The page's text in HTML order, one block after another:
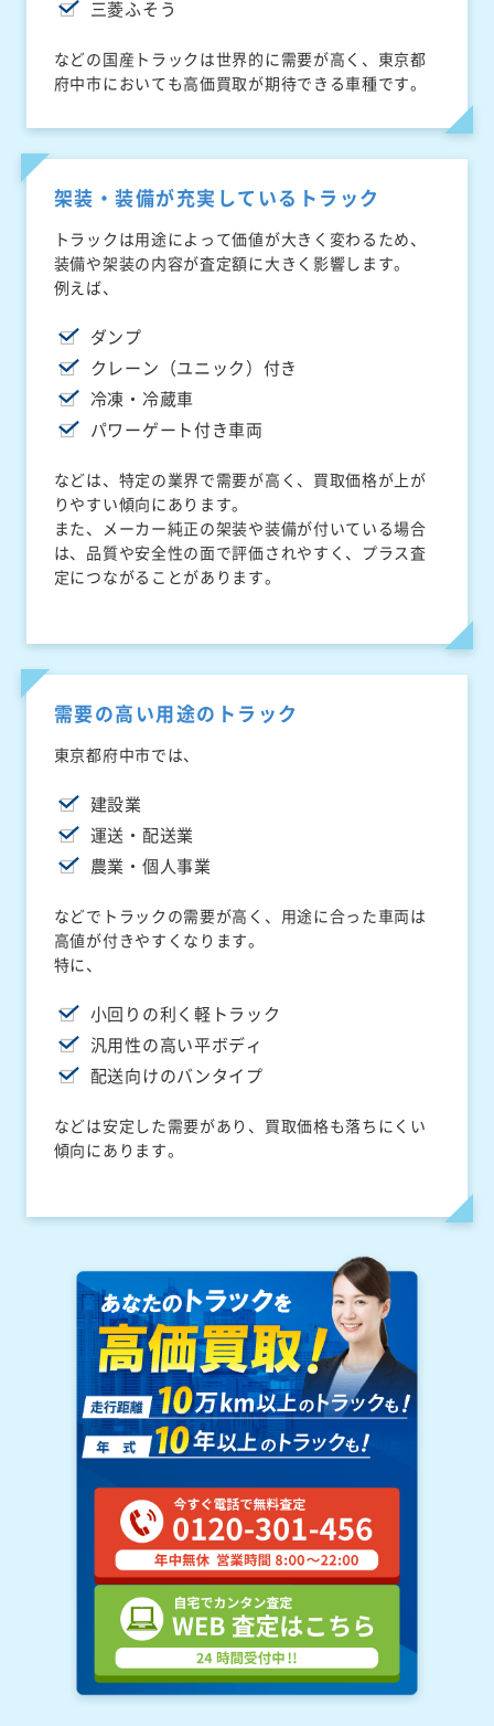
三菱ふそう
などの国産トラックは世界的に需要が高く、東京都
府中市においても高価買取が期待できる車種です。
架装・装備が充実しているトラック
トラックは用途によって価値が大きく変わるため、
装備や架装の内容が査定額に大きく影響します。
例えば、
ダンプ
クレーン（ユニック）付き
冷凍・冷蔵車
パワーゲート付き車両
などは、特定の業界で需要が高く、買取価格が上が
りやすい傾向にあります。
また、メーカー純正の架装や装備が付いている場合
は、品質や安全性の面で評価されやすく、プラス査
定につながることがあります。
需要の高い用途のトラック
東京都府中市では、
建設業
運送・配送業
農業・個人事業
などでトラックの需要が高く、用途に合った車両は
高値が付きやすくなります。
特に、
小回りの利く軽トラック
汎用性の高い平ボディ
配送向けのバンタイプ
などは安定した需要があり、買取価格も落ちにくい
傾向にあります。